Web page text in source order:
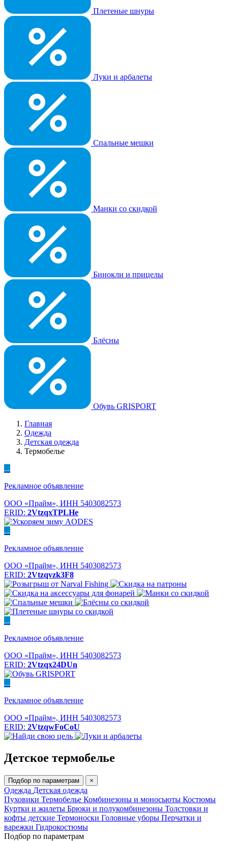
Плетеные шнуры
Луки и арбалеты
Спальные мешки
Манки со скидкой
Бинокли и прицелы
Блёсны
Обувь GRISPORT
Главная
Одежда
Детская одежда
Термобелье
...
Рекламное объявление
ООО «Прайм», ИНН 5403082573
ERID: 2VtzqxTPLHe
...
Рекламное объявление
ООО «Прайм», ИНН 5403082573
ERID: 2Vtzqvzk3F8
...
Рекламное объявление
ООО «Прайм», ИНН 5403082573
ERID: 2Vtzqx24DUn
...
Рекламное объявление
ООО «Прайм», ИНН 5403082573
ERID: 2VtzqwFoCoU
Детское термобелье
Подбор по параметрам ×
Одежда Детская одежда
Пуховики Термобелье Комбинезоны и моносьюты Костюмы
Куртки и жилеты Брюки и полукомбинезоны Толстовки и
кофты детские Термоноски Головные уборы Перчатки и
варежки Гидрокостюмы
Подбор по параметрам